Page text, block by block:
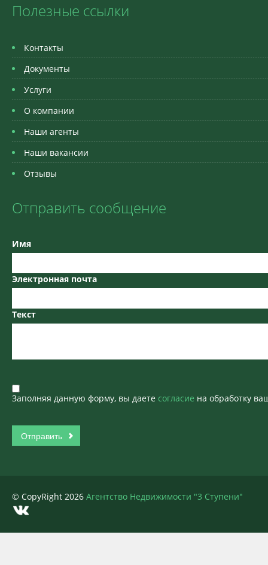
Полезные ссылки
Контакты
Документы
Услуги
О компании
Наши агенты
Наши вакансии
Отзывы
Отправить сообщение
Имя
Электронная почта
Текст
Заполняя данную форму, вы даете согласие на обработку
© CopyRight 2026 Агентство Недвижимости "3 Ступени"